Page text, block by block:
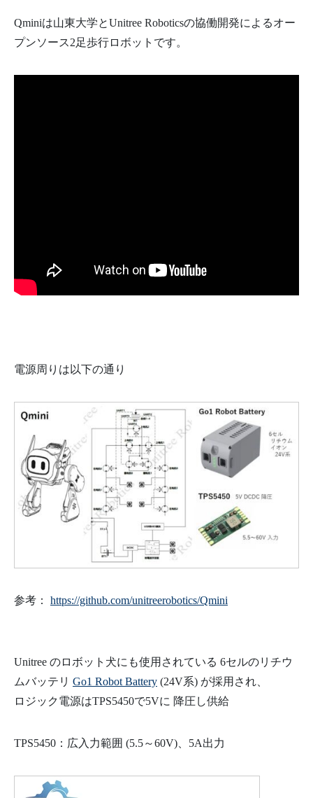
Qminiは山東大学とUnitree Roboticsの協働開発によるオー
プンソース2足歩行ロボットです。
電源周りは以下の通り
参考： https://github.com/unitreerobotics/Qmini
Unitree のロボット犬にも使用されている 6セルのリチウ
ムバッテリ Go1 Robot Battery (24V系) が採用され、
ロジック電源はTPS5450で5Vに 降圧し供給
TPS5450：広入力範囲 (5.5～60V)、5A出力